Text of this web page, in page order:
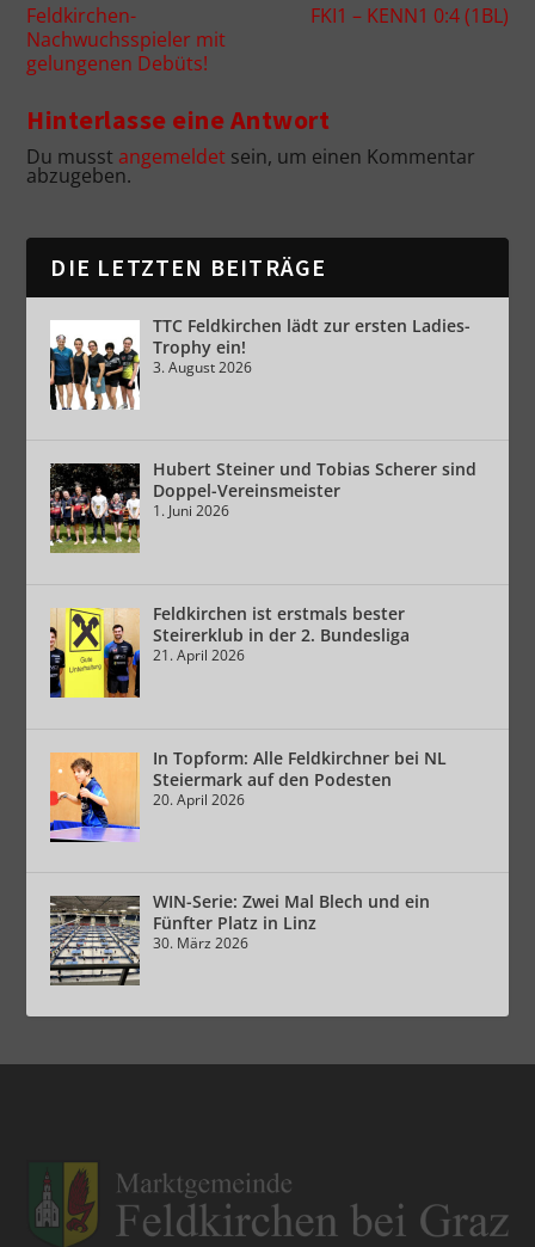
Feldkirchen-
Nachwuchsspieler mit
gelungenen Debüts!
FKI1 – KENN1 0:4 (1BL)
Hinterlasse eine Antwort
Du musst angemeldet sein, um einen Kommentar
abzugeben.
DIE LETZTEN BEITRÄGE
TTC Feldkirchen lädt zur ersten Ladies-
Trophy ein!
3. August 2026
Hubert Steiner und Tobias Scherer sind
Doppel-Vereinsmeister
1. Juni 2026
Feldkirchen ist erstmals bester
Steirerklub in der 2. Bundesliga
21. April 2026
In Topform: Alle Feldkirchner bei NL
Steiermark auf den Podesten
20. April 2026
WIN-Serie: Zwei Mal Blech und ein
Fünfter Platz in Linz
30. März 2026